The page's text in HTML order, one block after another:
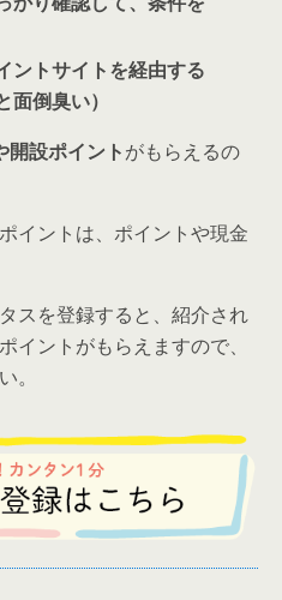
ントサイトを経由する
面倒臭い）
開設ポイントがもらえるの
イントは、ポイントや現金
スを登録すると、紹介され
イントがもらえますので、
。